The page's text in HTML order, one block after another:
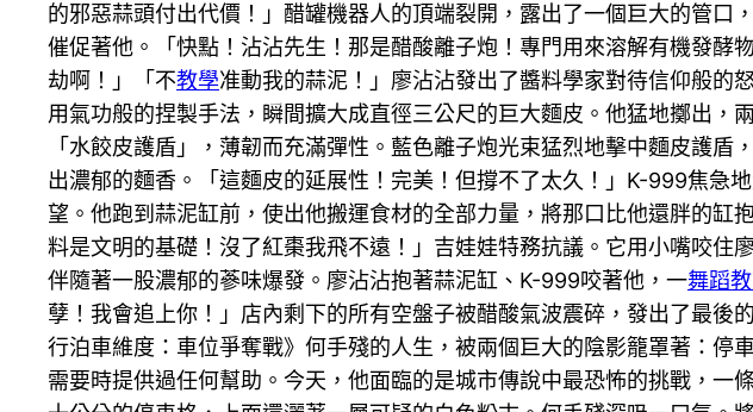
的邪惡蒜頭付出代價！」醋罐機器人的頂端裂開，露出了一個巨大的管
催促著他。「快點！沾沾先生！那是醋酸離子炮！專門用來溶解有機發酵
劫啊！」「不教學准動我的蒜泥！」廖沾沾發出了醬料學家對待信仰般的
用氣功般的捏製手法，瞬間擴大成直徑三公尺的巨大麵皮。他猛地擲出
「水餃皮護盾」，薄韌而充滿彈性。藍色離子炮光束猛烈地擊中麵皮護
出濃郁的麵香。「這麵皮的延展性！完美！但撐不了太久！」K-999焦急
望。他跑到蒜泥缸前，使出他搬運食材的全部力量，將那口比他還胖的
料是文明的基礎！沒了紅棗我飛不遠！」吉娃娃特務抗議。它用小嘴咬住
伴隨著一股濃郁的蔘味爆發。廖沾沾抱著蒜泥缸、K-999咬著他，一舞蹈
孽！我會追上你！」店內剩下的所有空盤子被醋酸氣波震碎，發出了最
行泊車維度：車位爭奪戰》何手殘的人生，被兩個巨大的陰影籠罩著：
需要時提供過任何幫助。今天，他面臨的是城市傳說中最恐怖的挑戰，